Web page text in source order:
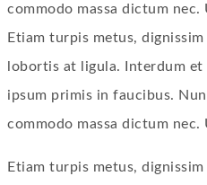
commodo massa dictum
Etiam turpis metus,
lobortis at ligula. Interdum et
ipsum primis in faucibus.
commodo massa dictum
Etiam turpis metus,